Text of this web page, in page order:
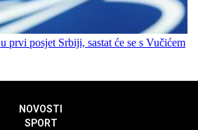
prvi posjet Srbiji, sastat će se s Vučićem
NOVOSTI
SPORT